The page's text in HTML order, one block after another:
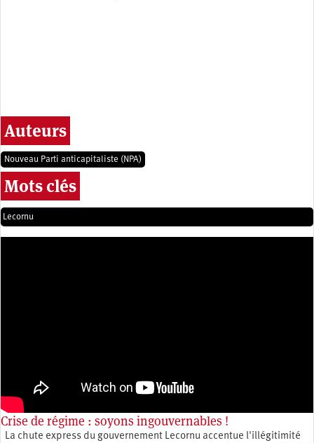
Auteurs
Nouveau Parti anticapitaliste (NPA)
Mots clés
Lecornu
Crise de régime : soyons ingouvernables !
La chute express du gouvernement Lecornu accentue l'illégitimité